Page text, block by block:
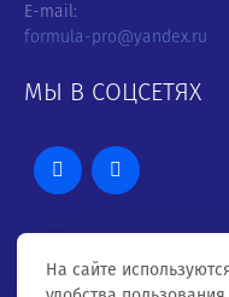
E-mail:
formula-pro@yandex.ru
МЫ В СОЦСЕТЯХ
На сайте